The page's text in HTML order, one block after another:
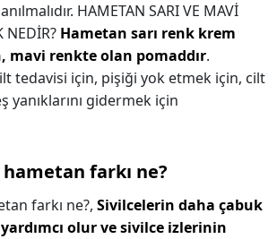
HAMETAN SARI VE MAVİ
NEDİR? Hametan sarı renk krem
mavi renkte olan pomaddır.
tedavisi için, pişiği yok etmek için, cilt
yanıklarını gidermek için
hametan farkı ne?
farkı ne?, Sivilcelerin daha çabuk
olur ve sivilce izlerinin